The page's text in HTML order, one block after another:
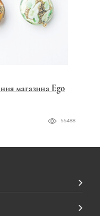
магазина Ego
55488